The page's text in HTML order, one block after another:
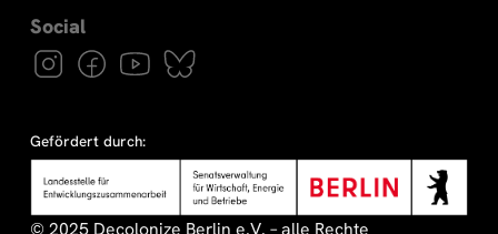
Gefördert durch:
© 2025 Decolonize Berlin e.V. – alle Rechte